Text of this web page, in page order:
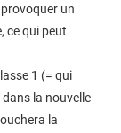
un
ce qui peut
1 (= qui
la nouvelle
la